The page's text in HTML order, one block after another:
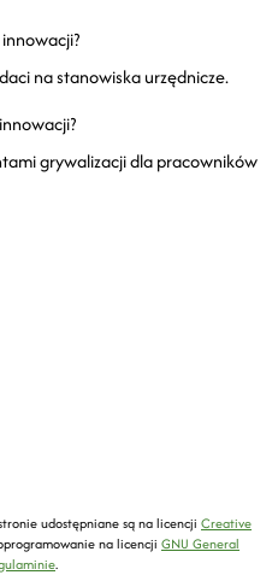
na stanowiska urzędnicze.
grywalizacji dla pracowników
udostępniane są na licencji Creative
na licencji GNU General
.